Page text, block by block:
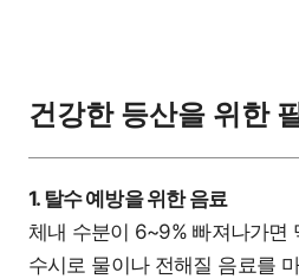
건강한 등산을 위한
1. 탈수 예방을 위한 음료
체내 수분이 6~9% 빠져나가면
수시로 물이나 전해질 음료를